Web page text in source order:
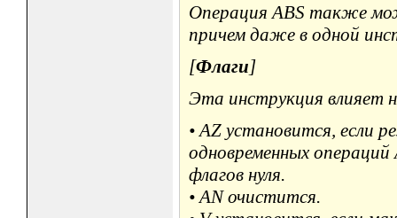
Операция ABS также
причем даже в одной
[Флаги]
Эта инструкция влияет
• AZ установится, если
одновременных
флагов нуля.
• AN очистится.